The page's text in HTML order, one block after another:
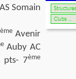
Somain
èmeAvenir
Auby AC
pts- 7ème